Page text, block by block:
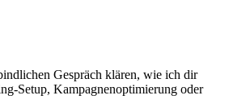
Gespräch klären, wie ich dir
Setup, Kampagnenoptimierung oder